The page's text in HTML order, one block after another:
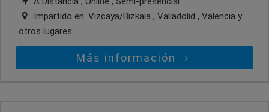
Impartido en: Vizcaya/Bizkaia , Valladolid , Valencia y
otros lugares
Más información